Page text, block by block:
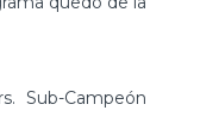
Sub-Campeón